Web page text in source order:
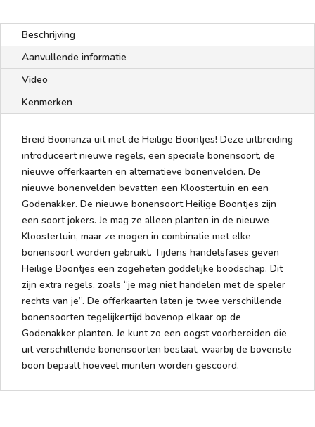
Beschrijving
Aanvullende informatie
Video
Kenmerken
Breid Boonanza uit met de Heilige Boontjes! Deze uitbreiding
introduceert nieuwe regels, een speciale bonensoort, de
nieuwe offerkaarten en alternatieve bonenvelden. De
nieuwe bonenvelden bevatten een Kloostertuin en een
Godenakker. De nieuwe bonensoort Heilige Boontjes zijn
een soort jokers. Je mag ze alleen planten in de nieuwe
Kloostertuin, maar ze mogen in combinatie met elke
bonensoort worden gebruikt. Tijdens handelsfases geven
Heilige Boontjes een zogeheten goddelijke boodschap. Dit
zijn extra regels, zoals “je mag niet handelen met de speler
rechts van je”. De offerkaarten laten je twee verschillende
bonensoorten tegelijkertijd bovenop elkaar op de
Godenakker planten. Je kunt zo een oogst voorbereiden die
uit verschillende bonensoorten bestaat, waarbij de bovenste
boon bepaalt hoeveel munten worden gescoord.